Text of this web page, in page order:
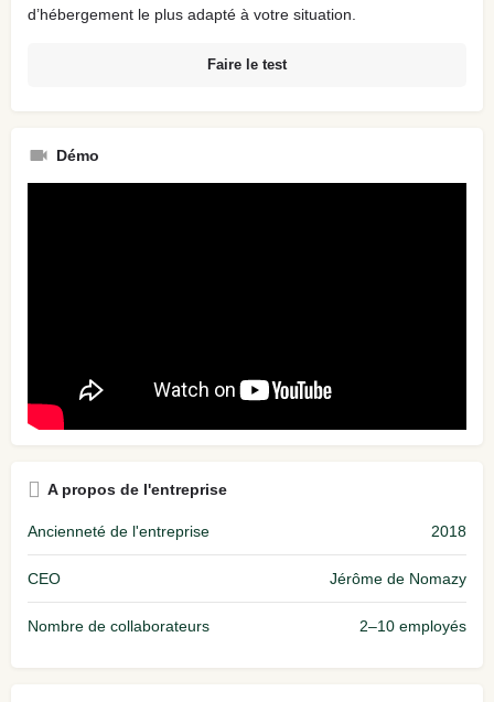
d’hébergement le plus adapté à votre situation.
Faire le test
Démo
A propos de l'entreprise
Ancienneté de l'entreprise 2018
CEO Jérôme de Nomazy
Nombre de collaborateurs 2–10 employés